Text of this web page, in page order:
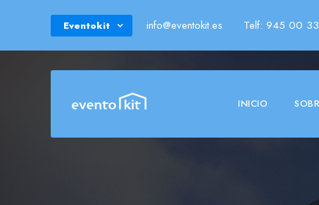
Eventokit info@eventokit.es Telf: 945 00
INICIO